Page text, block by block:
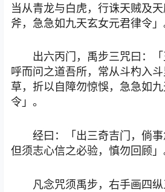
当从青龙与白虎，行诛天贼及
斧，急急如九天玄女元君律令」
出六丙门，禹步三咒曰：「
呼而问之道吾所，常从斗杓入
草，折以自障勿惊悞，急急如
令」。
经曰：「出三奇吉门，倘事
但须志心信之必验，慎勿回顾」
凡念咒须禹步，右手画四